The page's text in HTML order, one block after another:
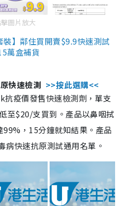
圖片放大
】鄰住買開賣$9.9快速測試
萬盒補貨
快速檢測 >>按此選購<<
抗疫價發售快速檢測劑，單支
至$20/支買到。產品以鼻咽拭
，15分鐘就知結果。產品
病快速抗原測試通用名單。